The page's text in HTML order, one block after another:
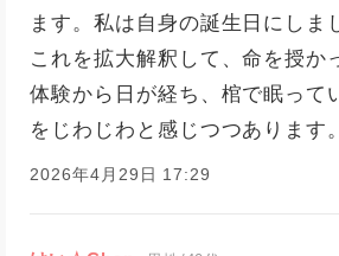
ます。私は自身の誕生日にしま
これを拡大解釈して、命を授か
体験から日が経ち、棺で眠って
をじわじわと感じつつあります。
2026年4月29日 17:29